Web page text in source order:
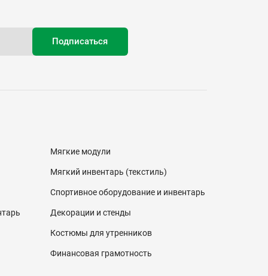
Мягкие модули
Мягкий инвентарь (текстиль)
Спортивное оборудование и инвентарь
Декорации и стенды
Костюмы для утренников
Финансовая грамотность